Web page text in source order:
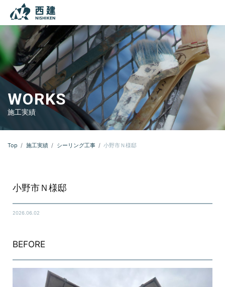
本文までスキップする
WORKS
施工実績
Top 施工実績 シーリング工事 小野市Ｎ様邸
小野市Ｎ様邸
2026.06.02
BEFORE